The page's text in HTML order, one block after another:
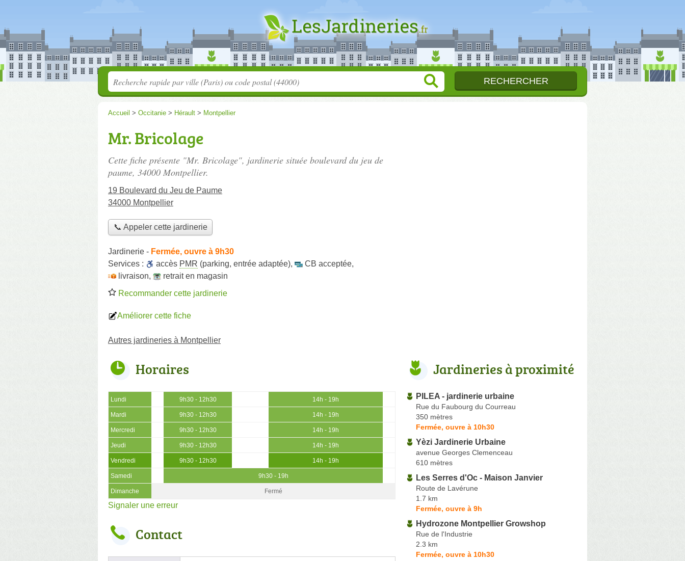
Accueil > Occitanie > Hérault > Montpellier
Mr. Bricolage
Cette fiche présente "Mr. Bricolage", jardinerie située boulevard du jeu de
paume, 34000 Montpellier.
19 Boulevard du Jeu de Paume
34000 Montpellier
📞 Appeler cette jardinerie
Jardinerie - Fermée, ouvre à 9h30
Services :
accès PMR (parking, entrée adaptée), CB acceptée,
livraison,
retrait en magasin
Recommander cette jardinerie
Améliorer cette fiche
Autres jardineries à Montpellier
Horaires
Lundi 9h30 - 12h30 14h - 19h
Mardi 9h30 - 12h30 14h - 19h
Mercredi 9h30 - 12h30 14h - 19h
Jeudi 9h30 - 12h30 14h - 19h
Vendredi 9h30 - 12h30 14h - 19h
Samedi 9h30 - 19h
Dimanche Fermé
Signaler une erreur
Contact
Jardineries à proximité
PILEA - jardinerie urbaine
Rue du Faubourg du Courreau
350 mètres
Fermée, ouvre à 10h30
Yèzi Jardinerie Urbaine
avenue Georges Clemenceau
610 mètres
Les Serres d'Oc - Maison Janvier
Route de Lavérune
1.7 km
Fermée, ouvre à 9h
Hydrozone Montpellier Growshop
Rue de l'Industrie
2.3 km
Fermée, ouvre à 10h30